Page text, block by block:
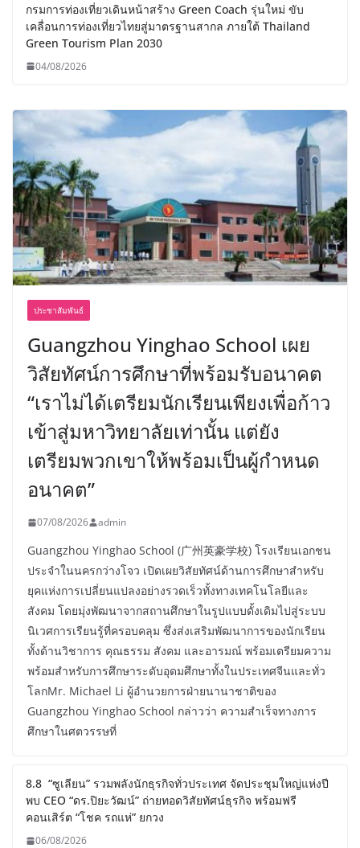
กรมการท่องเที่ยวเดินหน้าสร้าง Green Coach รุ่นใหม่ ขับ
เคลื่อนการท่องเที่ยวไทยสู่มาตรฐานสากล ภายใต้ Thailand
Green Tourism Plan 2030
04/08/2026
ประชาสัมพันธ์
Guangzhou Yinghao School เผย
วิสัยทัศน์การศึกษาที่พร้อมรับอนาคต
“เราไม่ได้เตรียมนักเรียนเพียงเพื่อก้าว
เข้าสู่มหาวิทยาลัยเท่านั้น แต่ยัง
เตรียมพวกเขาให้พร้อมเป็นผู้กำหนด
อนาคต”
07/08/2026 admin
Guangzhou Yinghao School (广州英豪学校) โรงเรียนเอกชน
ประจำในนครกว่างโจว เปิดเผยวิสัยทัศน์ด้านการศึกษาสำหรับ
ยุคแห่งการเปลี่ยนแปลงอย่างรวดเร็วทั้งทางเทคโนโลยีและ
สังคม โดยมุ่งพัฒนาจากสถานศึกษาในรูปแบบดั้งเดิมไปสู่ระบบ
นิเวศการเรียนรู้ที่ครอบคลุม ซึ่งส่งเสริมพัฒนาการของนักเรียน
ทั้งด้านวิชาการ คุณธรรม สังคม และอารมณ์ พร้อมเตรียมความ
พร้อมสำหรับการศึกษาระดับอุดมศึกษาทั้งในประเทศจีนและทั่ว
โลกMr. Michael Li ผู้อำนวยการฝ่ายนานาชาติของ
Guangzhou Yinghao School กล่าวว่า ความสำเร็จทางการ
ศึกษาในศตวรรษที่
8.8 “ซูเลียน” รวมพลังนักธุรกิจทั่วประเทศ จัดประชุมใหญ่แห่งปี
พบ CEO “ดร.ปิยะวัฒน์” ถ่ายทอดวิสัยทัศน์ธุรกิจ พร้อมฟรี
คอนเสิร์ต “โชค รถแห่” ยกวง
06/08/2026